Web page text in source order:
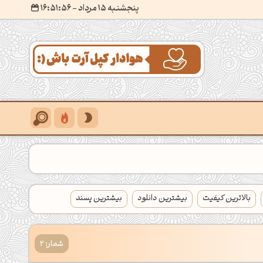
پنجشنبه 15 مرداد
- ۱۶:۵۱:۵۷
بالاترین کیفیت بیشترین دانلود بیشترین پسند
شمار: 2